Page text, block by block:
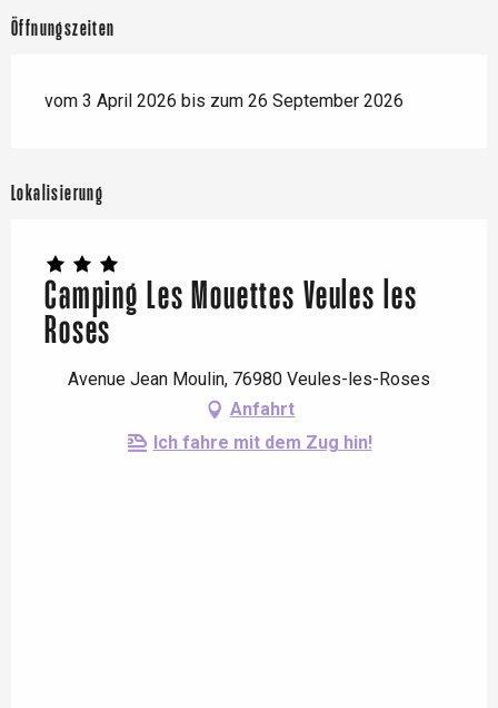
Öffnungszeiten
vom 3 April 2026 bis zum 26 September 2026
Lokalisierung
Camping Les Mouettes Veules les
Roses
Avenue Jean Moulin, 76980 Veules-les-Roses
Anfahrt
Ich fahre mit dem Zug hin!